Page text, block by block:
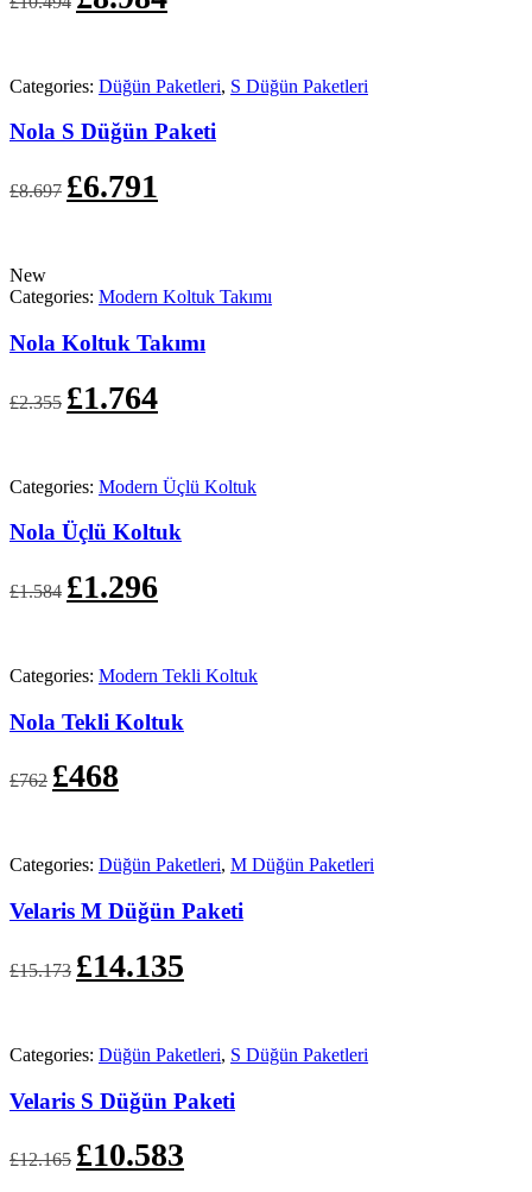
fiyat:
andaki
Categories: Düğün Paketleri, S Düğün Paketleri
Nola S Düğün Paketi
£8.697
Orijinal
fiyat:
£6.791andaki
New
Categories: Modern Koltuk Takımı
Nola Koltuk Takımı
£2.355
Orijinal
fiyat:
£1.764andaki
Categories: Modern Üçlü Koltuk
Nola Üçlü Koltuk
£1.584
Orijinal
fiyat:
£1.296andaki
Categories: Modern Tekli Koltuk
Nola Tekli Koltuk
£762
Orijinal
fiyat:
£468andaki
Categories: Düğün Paketleri, M Düğün Paketleri
Velaris M Düğün Paketi
£15.173
Orijinal
fiyat:
£14.135andaki
Categories: Düğün Paketleri, S Düğün Paketleri
Velaris S Düğün Paketi
£12.165
Orijinal
fiyat:
£10.583andaki